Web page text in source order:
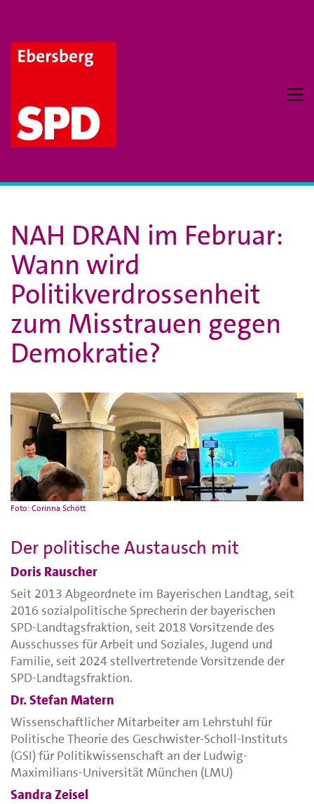
NAH DRAN im Februar:
Wann wird
Politikverdrossenheit
zum Misstrauen gegen
Demokratie?
Foto: Corinna Schött
Der politische Austausch mit
Doris Rauscher
Seit 2013 Abgeordnete im Bayerischen Landtag, seit
2016 sozialpolitische Sprecherin der bayerischen
SPD-Landtagsfraktion, seit 2018 Vorsitzende des
Ausschusses für Arbeit und Soziales, Jugend und
Familie, seit 2024 stellvertretende Vorsitzende der
SPD-Landtagsfraktion.
Dr. Stefan Matern
Wissenschaftlicher Mitarbeiter am Lehrstuhl für
Politische Theorie des Geschwister-Scholl-Instituts
(GSI) für Politikwissenschaft an der Ludwig-
Maximilians-Universität München (LMU)
Sandra Zeisel